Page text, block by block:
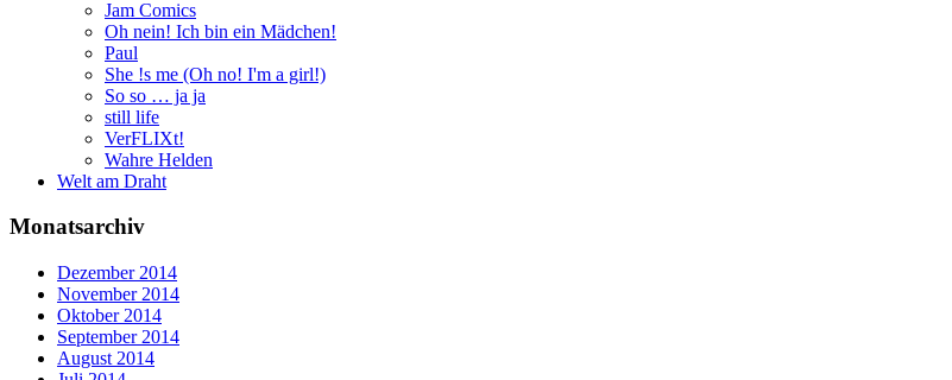
Jam Comics
Oh nein! Ich bin ein Mädchen!
Paul
She !s me (Oh no! I'm a girl!)
So so … ja ja
still life
VerFLIXt!
Wahre Helden
Welt am Draht
Monatsarchiv
Dezember 2014
November 2014
Oktober 2014
September 2014
August 2014